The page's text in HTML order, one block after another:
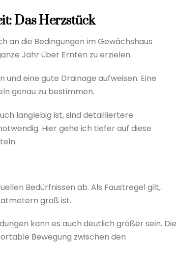
Das Herzstück
an die Bedingungen im Gewächshaus
Jahr über Ernten zu erzielen.
eine gute Drainage aufweisen. Eine
genau zu bestimmen.
langlebig ist, sind detailliertere
Hier gehe ich tiefer auf diese
Bedürfnissen ab. Als Faustregel gilt,
groß ist.
kann es auch deutlich größer sein. Die
Bewegung zwischen den